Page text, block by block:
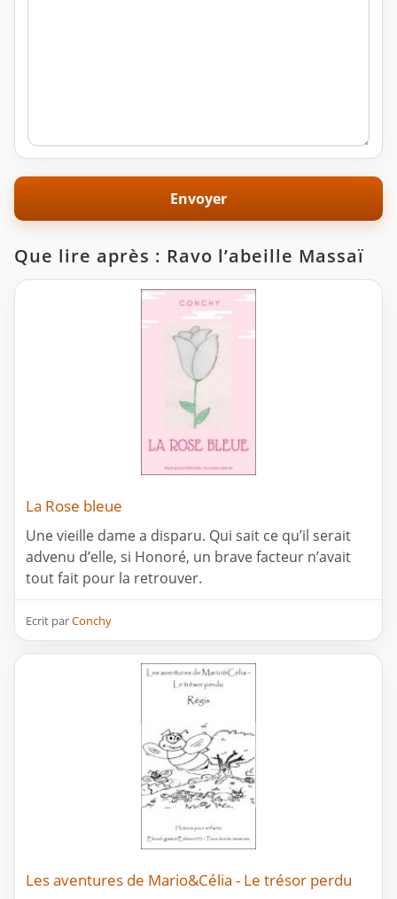
Que lire après : Ravo l’abeille Massaï
La Rose bleue
Une vieille dame a disparu. Qui sait ce qu’il serait
advenu d’elle, si Honoré, un brave facteur n’avait
tout fait pour la retrouver.
Ecrit parConchy
Les aventures de Mario&Célia - Le trésor perdu